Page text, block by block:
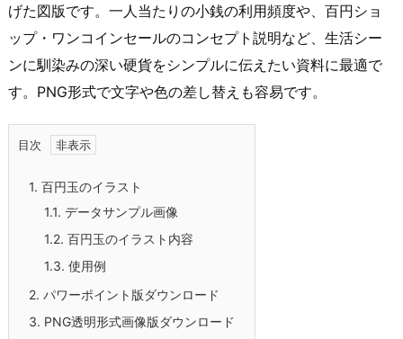
げた図版です。一人当たりの小銭の利用頻度や、百円ショ
ップ・ワンコインセールのコンセプト説明など、生活シー
ンに馴染みの深い硬貨をシンプルに伝えたい資料に最適で
す。PNG形式で文字や色の差し替えも容易です。
目次
1. 百円玉のイラスト
1.1. データサンプル画像
1.2. 百円玉のイラスト内容
1.3. 使用例
2. パワーポイント版ダウンロード
3. PNG透明形式画像版ダウンロード